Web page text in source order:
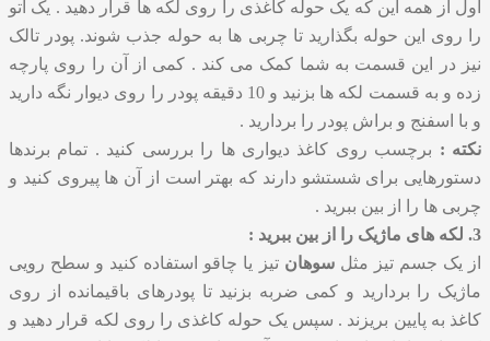
اول از همه این که یک حوله کاغذی را روی لکه ها قرار دهید . یک اتو
را روی این حوله بگذارید تا چربی ها به حوله جذب شوند. پودر تالک
نیز در این قسمت به شما کمک می کند . کمی از آن را روی پارچه
زده و به قسمت لکه ها بزنید و 10 دقیقه پودر را روی دیوار نگه دارید
و با اسفنج و براش پودر را بردارید .
نکته : برچسب روی کاغذ دیواری ها را بررسی کنید . تمام برندها
دستورهایی برای شستشو دارند که بهتر است از آن ها پیروی کنید و
چربی ها را از بین ببرید .
3. لکه های ماژیک را از بین ببرید :
از یک جسم تیز مثلسوهان تیز یا چاقو استفاده کنید و سطح رویی
ماژیک را بردارید و کمی ضربه بزنید تا پودرهای باقیمانده از روی
کاغذ به پایین بریزند . سپس یک حوله کاغذی را روی لکه قرار دهید و